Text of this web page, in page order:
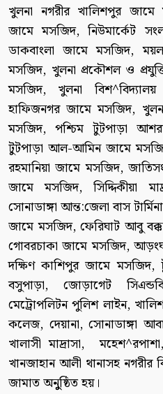
খুলনা নগরীর খালিশপুর জামে
জামে মসজিদ, নিউমার্কেট
ডাকবাংলা জামে মসজিদ,
মসজিদ, খুলনা প্রকৌশল ও
মসজিদ, খুলনা
হাফিজনগর জামে মসজিদ,
মসজিদ, পশ্চিম টুটপাড়া
টুটপাড়া আল-আমিন জামে
রহমানিয়া জামে মসজিদ,
জামে মসজিদ, সিদ্দিকীয়া
সোনাডাঙ্গা আন্ত:জেলা বাস
জামে মসজিদ, ফেরিঘাট আবু
গোবরচাকা জামে মসজিদ,
দক্ষিণ কাশিপুর জামে মসজিদ,
বসুপাড়া, জোড়াগেট
মেট্রোপলিটন পুলিশ লাইন,
কলেজ, দেয়ানা, সোনাডাঙ্গা
খালাসী মাদ্রাসা,
খানজাহান আলী থানাসহ নগরীর
জামাত অনুুষ্ঠিত হয়।